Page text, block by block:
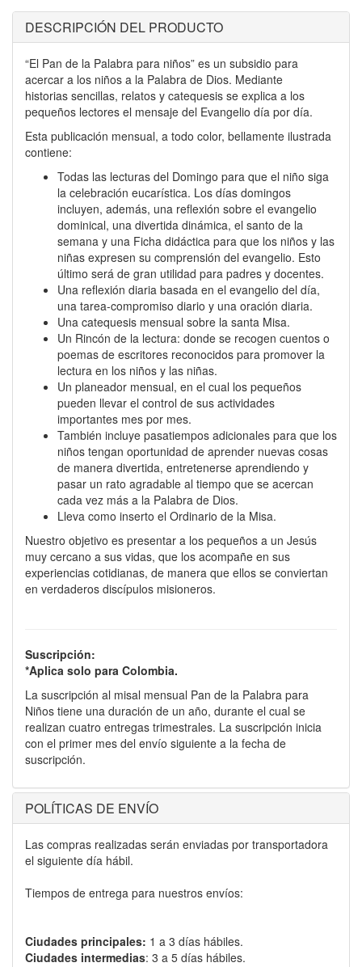
DESCRIPCIÓN DEL PRODUCTO
“El Pan de la Palabra para niños” es un subsidio para
acercar a los niños a la Palabra de Dios. Mediante
historias sencillas, relatos y catequesis se explica a los
pequeños lectores el mensaje del Evangelio día por día.
Esta publicación mensual, a todo color, bellamente ilustrada
contiene:
Todas las lecturas del Domingo para que el niño siga
la celebración eucarística. Los días domingos
incluyen, además, una reflexión sobre el evangelio
dominical, una divertida dinámica, el santo de la
semana y una Ficha didáctica para que los niños y las
niñas expresen su comprensión del evangelio. Esto
último será de gran utilidad para padres y docentes.
Una reflexión diaria basada en el evangelio del día,
una tarea-compromiso diario y una oración diaria.
Una catequesis mensual sobre la santa Misa.
Un Rincón de la lectura: donde se recogen cuentos o
poemas de escritores reconocidos para promover la
lectura en los niños y las niñas.
Un planeador mensual, en el cual los pequeños
pueden llevar el control de sus actividades
importantes mes por mes.
También incluye pasatiempos adicionales para que los
niños tengan oportunidad de aprender nuevas cosas
de manera divertida, entretenerse aprendiendo y
pasar un rato agradable al tiempo que se acercan
cada vez más a la Palabra de Dios.
Lleva como inserto el Ordinario de la Misa.
Nuestro objetivo es presentar a los pequeños a un Jesús
muy cercano a sus vidas, que los acompañe en sus
experiencias cotidianas, de manera que ellos se conviertan
en verdaderos discípulos misioneros.
Suscripción:
*Aplica solo para Colombia.
La suscripción al misal mensual Pan de la Palabra para
Niños tiene una duración de un año, durante el cual se
realizan cuatro entregas trimestrales. La suscripción inicia
con el primer mes del envío siguiente a la fecha de
suscripción.
POLÍTICAS DE ENVÍO
Las compras realizadas serán enviadas por transportadora
el siguiente día hábil.
Tiempos de entrega para nuestros envíos:
Ciudades principales: 1 a 3 días hábiles.
Ciudades intermedias: 3 a 5 días hábiles.